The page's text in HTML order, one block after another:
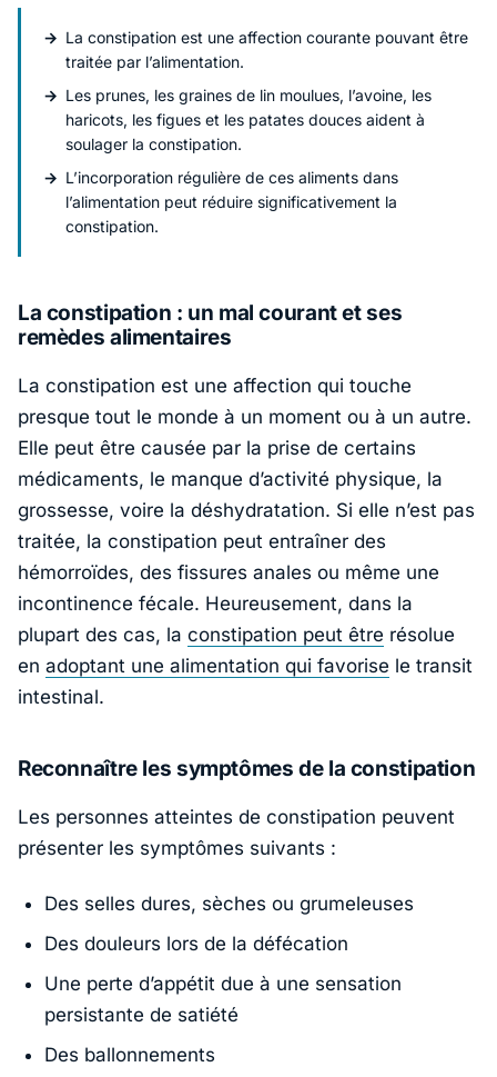
La constipation est une affection courante pouvant être
traitée par l’alimentation.
Les prunes, les graines de lin moulues, l’avoine, les
haricots, les figues et les patates douces aident à
soulager la constipation.
L’incorporation régulière de ces aliments dans
l’alimentation peut réduire significativement la
constipation.
La constipation : un mal courant et ses
remèdes alimentaires
La constipation est une affection qui touche
presque tout le monde à un moment ou à un autre.
Elle peut être causée par la prise de certains
médicaments, le manque d’activité physique, la
grossesse, voire la déshydratation. Si elle n’est pas
traitée, la constipation peut entraîner des
hémorroïdes, des fissures anales ou même une
incontinence fécale. Heureusement, dans la
plupart des cas, la constipation peut être résolue
en adoptant une alimentation qui favorise le transit
intestinal.
Reconnaître les symptômes de la constipation
Les personnes atteintes de constipation peuvent
présenter les symptômes suivants :
Des selles dures, sèches ou grumeleuses
Des douleurs lors de la défécation
Une perte d’appétit due à une sensation
persistante de satiété
Des ballonnements